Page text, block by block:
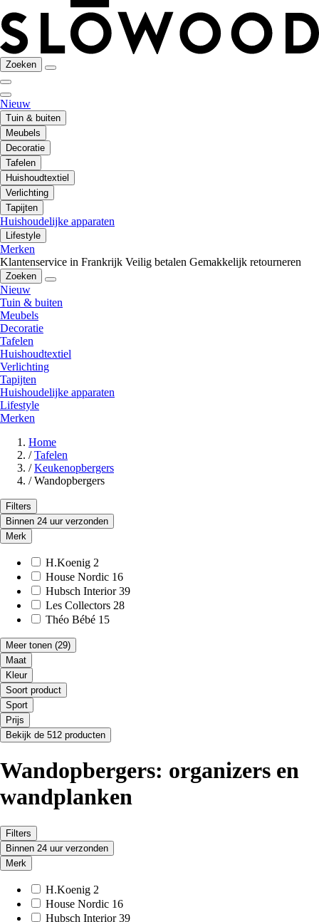
Zoeken
Nieuw
Tuin & buiten
Meubels
Decoratie
Tafelen
Huishoudtextiel
Verlichting
Tapijten
Huishoudelijke apparaten
Lifestyle
Merken
Klantenservice in Frankrijk Veilig betalen Gemakkelijk retourneren
Zoeken
Nieuw
Tuin & buiten
Meubels
Decoratie
Tafelen
Huishoudtextiel
Verlichting
Tapijten
Huishoudelijke apparaten
Lifestyle
Merken
Home
/ Tafelen
/ Keukenopbergers
/ Wandopbergers
Filters
Binnen 24 uur verzonden
Merk
H.Koenig 2
House Nordic 16
Hubsch Interior 39
Les Collectors 28
Théo Bébé 15
Meer tonen (29)
Maat
Kleur
Soort product
Sport
Prijs
Bekijk de 512 producten
Wandopbergers: organizers en
wandplanken
Filters
Binnen 24 uur verzonden
Merk
H.Koenig 2
House Nordic 16
Hubsch Interior 39